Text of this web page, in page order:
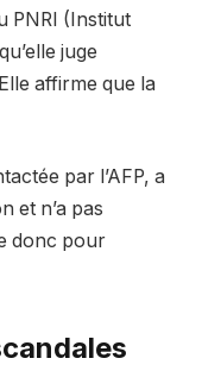
PNRI (Institut
juge
affirme que la
par l’AFP, a
et n’a pas
donc pour